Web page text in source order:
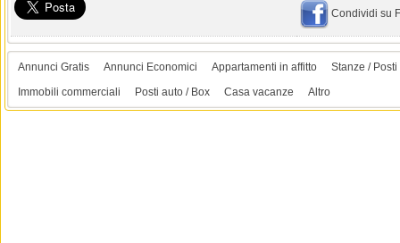
Condividi su
Annunci Gratis Annunci Economici Appartamenti in affitto
Stanze / Posti
Immobili commerciali
Posti auto / Box Casa vacanze Altro